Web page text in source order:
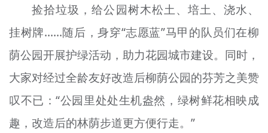
捡拾垃圾，给公园树木松土、培土、浇水、
挂树牌……随后，身穿“志愿蓝”马甲的队员们在柳
荫公园开展护绿活动，助力花园城市建设。同时，
大家对经过全龄友好改造后柳荫公园的芬芳之美赞
叹不已：“公园里处处生机盎然，绿树鲜花相映成
趣，改造后的林荫步道更方便行走。”